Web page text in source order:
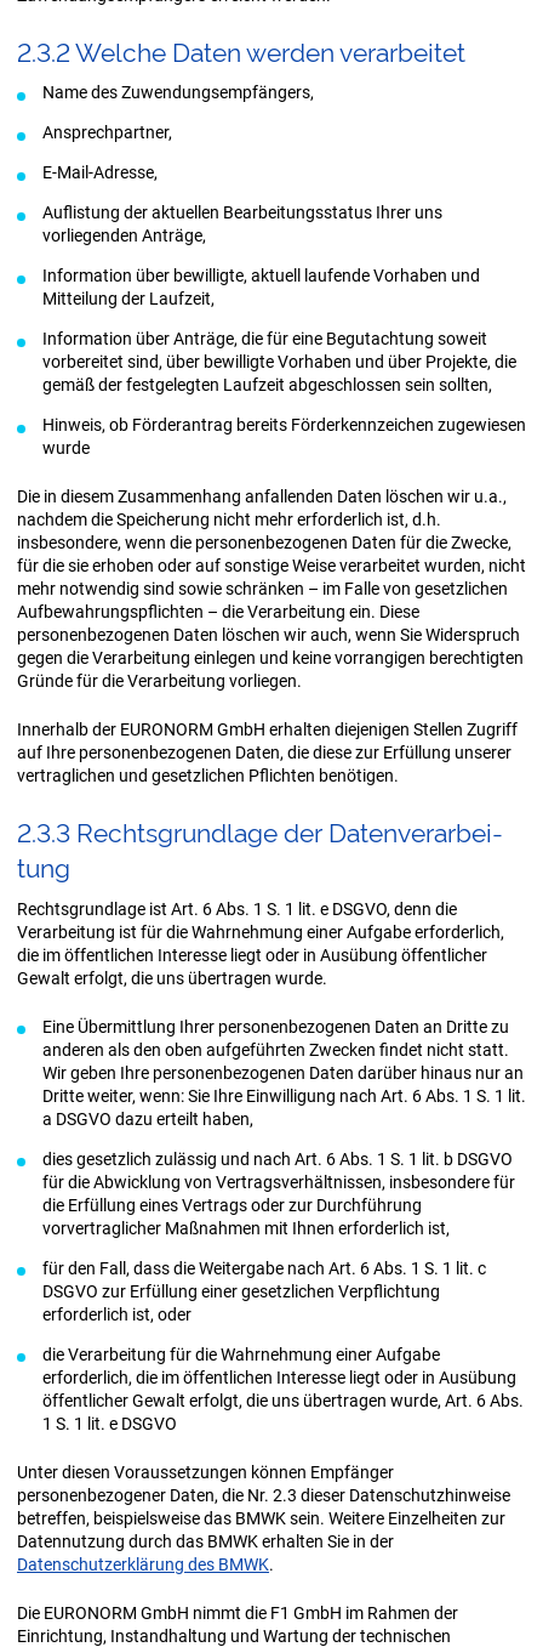
2.3.2 Wel­che Daten wer­den ver­ar­bei­tet
Name des Zuwendungsempfängers,
Ansprechpartner,
E-Mail-Adresse,
Auflistung der aktuellen Bearbeitungsstatus Ihrer uns
vorliegenden Anträge,
Information über bewilligte, aktuell laufende Vorhaben und
Mitteilung der Laufzeit,
Information über Anträge, die für eine Begutachtung soweit
vorbereitet sind, über bewilligte Vorhaben und über Projekte, die
gemäß der festgelegten Laufzeit abgeschlossen sein sollten,
Hinweis, ob Förderantrag bereits Förderkennzeichen zugewiesen
wurde
Die in diesem Zusammenhang anfallenden Daten löschen wir u.a.,
nachdem die Speicherung nicht mehr erforderlich ist, d.h.
insbesondere, wenn die personenbezogenen Daten für die Zwecke,
für die sie erhoben oder auf sonstige Weise verarbeitet wurden, nicht
mehr notwendig sind sowie schränken – im Falle von gesetzlichen
Aufbewahrungspflichten – die Verarbeitung ein. Diese
personenbezogenen Daten löschen wir auch, wenn Sie Widerspruch
gegen die Verarbeitung einlegen und keine vorrangigen berechtigten
Gründe für die Verarbeitung vorliegen.
Innerhalb der EURONORM GmbH erhalten diejenigen Stellen Zugriff
auf Ihre personenbezogenen Daten, die diese zur Erfüllung unserer
vertraglichen und gesetzlichen Pflichten benötigen.
2.3.3 Rechts­grund­la­ge der Da­ten­ver­ar­bei­
tung
Rechtsgrundlage ist Art. 6 Abs. 1 S. 1 lit. e DSGVO, denn die
Verarbeitung ist für die Wahrnehmung einer Aufgabe erforderlich,
die im öffentlichen Interesse liegt oder in Ausübung öffentlicher
Gewalt erfolgt, die uns übertragen wurde.
Eine Übermittlung Ihrer personenbezogenen Daten an Dritte zu
anderen als den oben aufgeführten Zwecken findet nicht statt.
Wir geben Ihre personenbezogenen Daten darüber hinaus nur an
Dritte weiter, wenn: Sie Ihre Einwilligung nach Art. 6 Abs. 1 S. 1 lit.
a DSGVO dazu erteilt haben,
dies gesetzlich zulässig und nach Art. 6 Abs. 1 S. 1 lit. b DSGVO
für die Abwicklung von Vertragsverhältnissen, insbesondere für
die Erfüllung eines Vertrags oder zur Durchführung
vorvertraglicher Maßnahmen mit Ihnen erforderlich ist,
für den Fall, dass die Weitergabe nach Art. 6 Abs. 1 S. 1 lit. c
DSGVO zur Erfüllung einer gesetzlichen Verpflichtung
erforderlich ist, oder
die Verarbeitung für die Wahrnehmung einer Aufgabe
erforderlich, die im öffentlichen Interesse liegt oder in Ausübung
öffentlicher Gewalt erfolgt, die uns übertragen wurde, Art. 6 Abs.
1 S. 1 lit. e DSGVO
Unter diesen Voraussetzungen können Empfänger
personenbezogener Daten, die Nr. 2.3 dieser Datenschutzhinweise
betreffen, beispielsweise das BMWK sein. Weitere Einzelheiten zur
Datennutzung durch das BMWK erhalten Sie in der
Datenschutzerklärung des BMWK.
Die EURONORM GmbH nimmt die F1 GmbH im Rahmen der
Einrichtung, Instandhaltung und Wartung der technischen